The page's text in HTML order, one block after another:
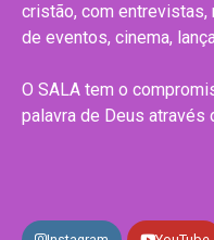
cristão, com entrevistas,
de eventos, cinema,
O SALA tem o
palavra de Deus através